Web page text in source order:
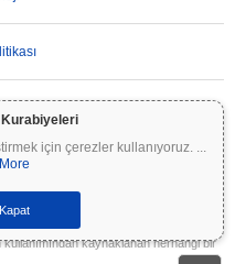
Kurabiyeleri
için çerezler kullanıyoruz. ...
More
Kapat
ve önemli riskler içerir. Yatırımınızın
üzerindeki tüm bilgiler yalnızca
niteliği taşımaz. Yatırım
yapın (DYOR) ve nitelikli bir finansal
kaynaklanan herhangi bir